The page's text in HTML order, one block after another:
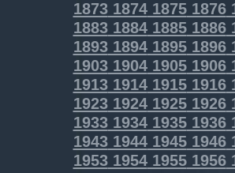
1873187418751876
1883188418851886
1893189418951896
1903190419051906
1913191419151916
1923192419251926
1933193419351936
1943194419451946
1953195419551956